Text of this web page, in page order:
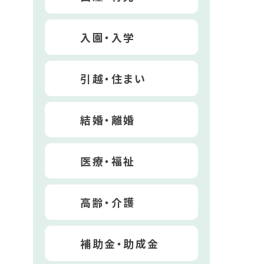
入園・入学
引越・住まい
結婚・離婚
医療・福祉
高齢・介護
補助金・助成金